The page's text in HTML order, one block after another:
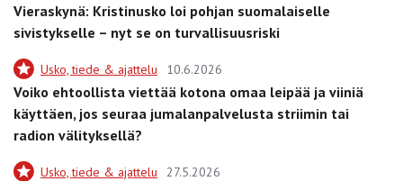
Vieraskynä: Kristinusko loi pohjan suomalaiselle
sivistykselle – nyt se on turvallisuusriski
Usko, tiede & ajattelu 10.6.2026
Voiko ehtoollista viettää kotona omaa leipää ja viiniä
käyttäen, jos seuraa jumalanpalvelusta striimin tai
radion välityksellä?
Usko, tiede & ajattelu 27.5.2026